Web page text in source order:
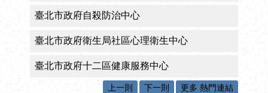
臺北市政府自殺防治中心
臺北市政府衛生局社區心理衛生中心
臺北市政府十二區健康服務中心
上一則 下一則 更多 熱門連結